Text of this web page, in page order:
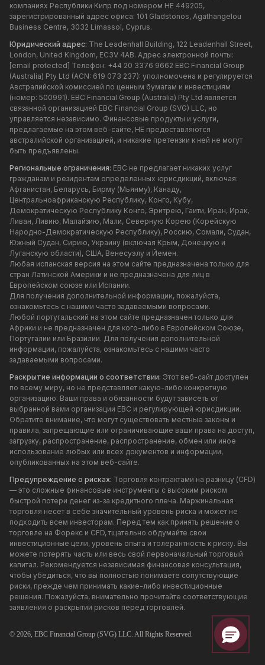
компаниях Республики Кипр под номером HE 449205,
зарегистрированный адрес офиса: 101 Gladstonos, Agathangelou
Business Centre, 3032 Limassol, Cyprus.
Юридический адрес: The Leadenhall Building, 122 Leadenhall Street,
London, United Kingdom, EC3V 4AB. Адрес электронной почты:
[email protected] Телефон: +44 20 3376 9662 EBC Financial Group
(Australia) Pty Ltd (ACN: 619 073 237): уполномочена и регулируется
Австралийской комиссией по ценным бумагам и инвестициям
(номер: 500991). EBC Financial Group (Australia) Pty Ltd является
связанной организацией EBC Financial Group (SVG) LLC, но
управляется независимо. Финансовые продукты и услуги,
предлагаемые на этом веб-сайте, НЕ предоставляются
австралийской организацией, и никакие претензии к ней не могут
быть предъявлены.
Региональные ограничения: EBC не предлагает никаких услуг
гражданам и резидентам определенных юрисдикций, включая:
Афганистан, Беларусь, Бирму (Мьянму), Канаду,
Центральноафриканскую Республику, Конго, Кубу,
Демократическую Республику Конго, Эритрею, Гаити, Иран, Ирак,
Ливан, Ливию, Малайзию, Мали, Северную Корею (Корейскую
Народно-Демократическую Республику), Россию, Сомали, Судан,
Южный Судан, Сирию, Украину (включая Крым, Донецкую и
Луганскую области), США, Венесуэлу и Йемен.
Любая испанская версия на этом сайте предназначена только для
стран Латинской Америки и не предназначена для лиц в
Европейском союзе или Испании.
Для получения дополнительной информации, пожалуйста,
ознакомьтесь с нашими часто задаваемыми вопросами.
Любой португальский на этом сайте предназначен только для
Африки и не предназначен для кого-либо в Европейском Союзе,
Португалии или Бразилии. Для получения дополнительной
информации, пожалуйста, ознакомьтесь с нашими часто
задаваемыми вопросами.
Раскрытие информации о соответствии: Этот веб-сайт доступен
по всему миру, но не представляет какую-либо конкретную
организацию. Ваши права и обязанности будут зависеть от
выбранной вами организации EBC и регулирующей юрисдикции.
Обратите внимание, что могут существовать местные законы и
правила, запрещающие или ограничивающие ваши права на доступ,
загрузку, распространение, распространение, обмен или иное
использование любых или всех документов и информации,
опубликованных на этом веб-сайте.
Предупреждение о рисках: Торговля контрактами на разницу (CFD)
— это сложные финансовые инструменты с высоким риском
быстрой потери денег из-за кредитного плеча. Маржинальная
торговля несет в себе значительный уровень риска и может не
подходить всем инвесторам. Перед тем как принять решение о
торговле на Форекс и CFD, тщательно обдумайте свои
инвестиционные цели, уровень опыта и толерантность к риску. Вы
можете потерять часть или весь свой первоначальный торговый
капитал. Рекомендуется независимая финансовая консультация,
чтобы убедиться, что вы полностью понимаете сопутствующие
риски, прежде чем принимать какие-либо инвестиционные
решения. Пожалуйста, внимательно прочитайте соответствующие
заявления о раскрытии рисков перед торговлей.
© 2026, EBC Financial Group (SVG) LLC. All Rights Reserved.